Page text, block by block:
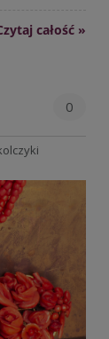
całość »
0